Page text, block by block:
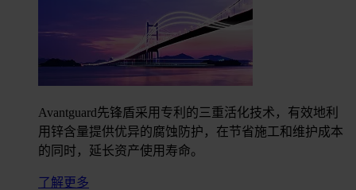
Avantguard先锋盾采用专利的三重活化技术，有效地利
用锌含量提供优异的腐蚀防护，在节省施工和维护成本
的同时，延长资产使用寿命。
了解更多